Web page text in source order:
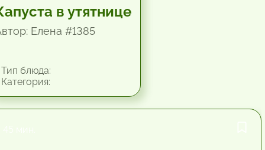
в утятнице
Елена #1385
блюда: